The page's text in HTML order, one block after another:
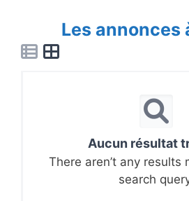
Les annonces
Aucun résultat
There aren’t any results
search